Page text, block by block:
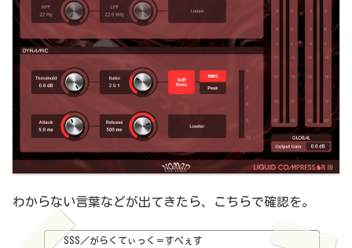
わからない言葉などが出てきたら、こちらで確認を。
SSS／がらくてぃっく＝すぺぇす